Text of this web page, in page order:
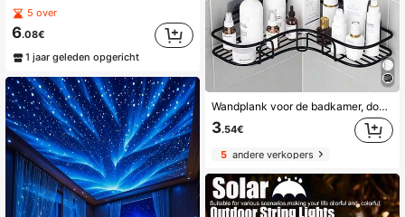
5 over
6.08€
1 jaar geleden opgericht
Wandplank voor de badkamer, doucheplankje, driehoekig opbergrek zonder boren, geschikt voor badkamer en keuken, badkameraccessoires
3.54€
5andere verkopers